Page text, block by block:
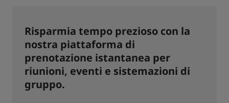
Risparmia tempo prezioso con la
nostra piattaforma di
prenotazione istantanea per
riunioni, eventi e sistemazioni di
gruppo.